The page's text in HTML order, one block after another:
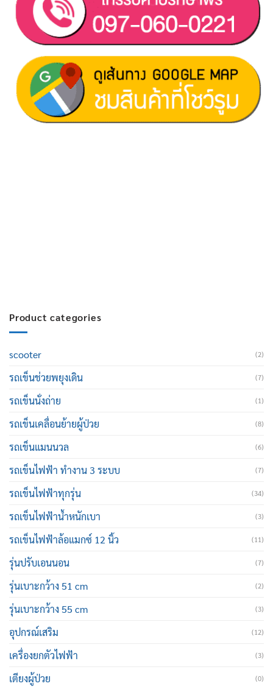
Product categories
scooter (2)
รถเข็นช่วยพยุงเดิน (7)
รถเข็นนั่งถ่าย (1)
รถเข็นเคลื่อนย้ายผู้ป่วย (8)
รถเข็นแมนนวล (6)
รถเข็นไฟฟ้า ทำงาน 3 ระบบ (7)
รถเข็นไฟฟ้าทุกรุ่น (34)
รถเข็นไฟฟ้าน้ำหนักเบา (3)
รถเข็นไฟฟ้าล้อแมกซ์ 12 นิ้ว (11)
รุ่นปรับเอนนอน (7)
รุ่นเบาะกว้าง 51 cm (2)
รุ่นเบาะกว้าง 55 cm (3)
อุปกรณ์เสริม (12)
เครื่องยกตัวไฟฟ้า (3)
เตียงผู้ป่วย (0)